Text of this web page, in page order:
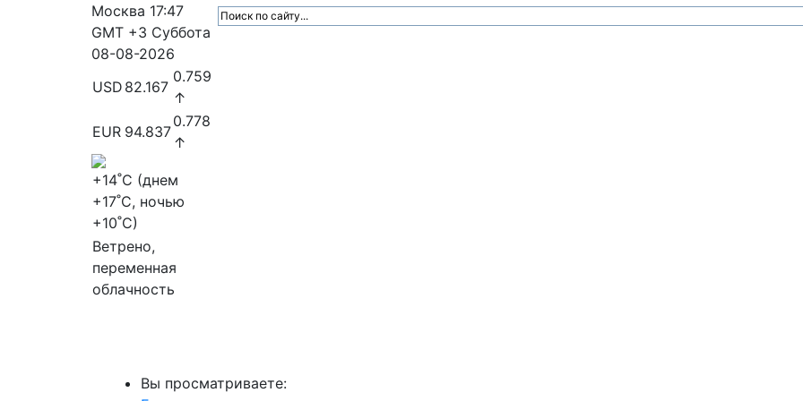
Москва 17:47
GMT +3 Суббота
08-08-2026
USD 82.167
0.759
↑
EUR 94.837
0.778
↑
+14˚C (днем
+17˚C, ночью
+10˚C)
Ветрено,
переменная
облачность
Вы просматриваете: